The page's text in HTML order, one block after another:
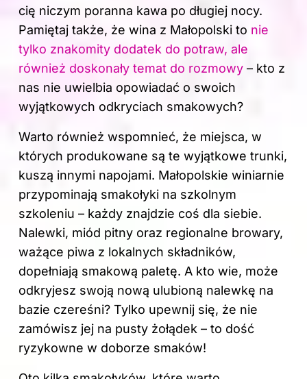
cię niczym poranna kawa po długiej nocy.
Pamiętaj także, że wina z Małopolski to nie
tylko znakomity dodatek do potraw, ale
również doskonały temat do rozmowy – kto z
nas nie uwielbia opowiadać o swoich
wyjątkowych odkryciach smakowych?
Warto również wspomnieć, że miejsca, w
których produkowane są te wyjątkowe trunki,
kuszą innymi napojami. Małopolskie winiarnie
przypominają smakołyki na szkolnym
szkoleniu – każdy znajdzie coś dla siebie.
Nalewki, miód pitny oraz regionalne browary,
ważące piwa z lokalnych składników,
dopełniają smakową paletę. A kto wie, może
odkryjesz swoją nową ulubioną nalewkę na
bazie czereśni? Tylko upewnij się, że nie
zamówisz jej na pusty żołądek – to dość
ryzykowne w doborze smaków!